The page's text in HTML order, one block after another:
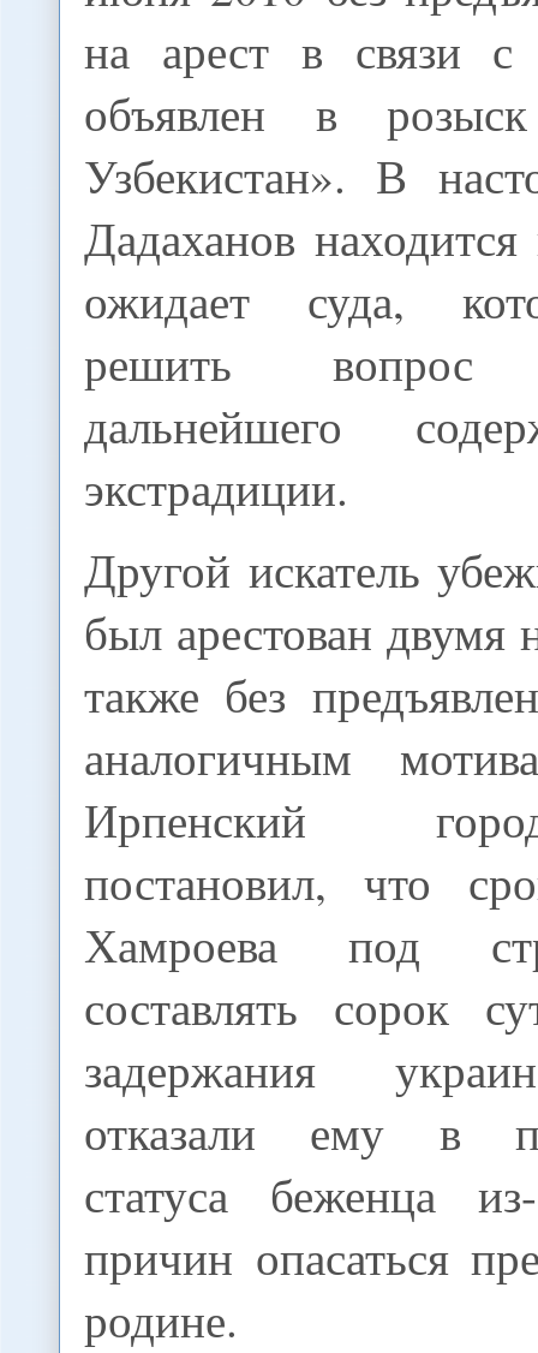
на арест в связи
объявлен в
Узбекистан». В
Дадаханов
ожидает суда,
решить
дальнейшего
экстрадиции.
Другой искатель
был арестован двумя
также без
аналогичным
Ирпенский
постановил, что
Хамроева под
составлять сорок
задержания
отказали ему в
статуса беженца
причин опасаться
родине.